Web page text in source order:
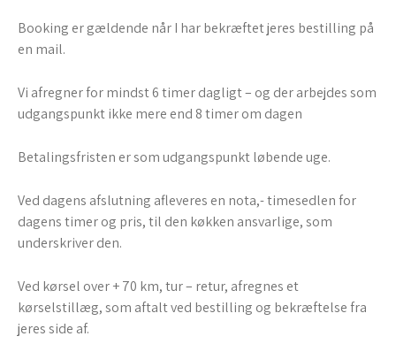
Booking er gældende når I har bekræftet jeres bestilling på
en mail.
Vi afregner for mindst 6 timer dagligt – og der arbejdes som
udgangspunkt ikke mere end 8 timer om dagen
Betalingsfristen er som udgangspunkt løbende uge.
Ved dagens afslutning afleveres en nota,- timesedlen for
dagens timer og pris, til den køkken ansvarlige, som
underskriver den.
Ved kørsel over + 70 km, tur – retur, afregnes et
kørselstillæg, som aftalt ved bestilling og bekræftelse fra
jeres side af.